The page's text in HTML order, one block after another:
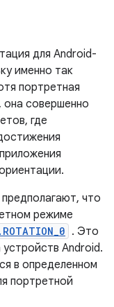
для Android-
именно так
портретная
совершенно
где
что
режиме
. Это
Android.
в определенном
портретной